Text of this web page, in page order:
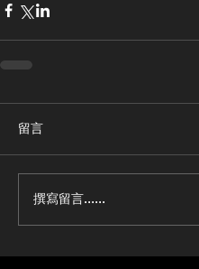
留言
撰寫留言......